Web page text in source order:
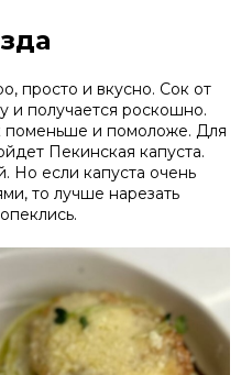
просто и вкусно. Сок от
и получается роскошно.
поменьше и помоложе. Для
Пекинская капуста.
Но если капуста очень
то лучше нарезать